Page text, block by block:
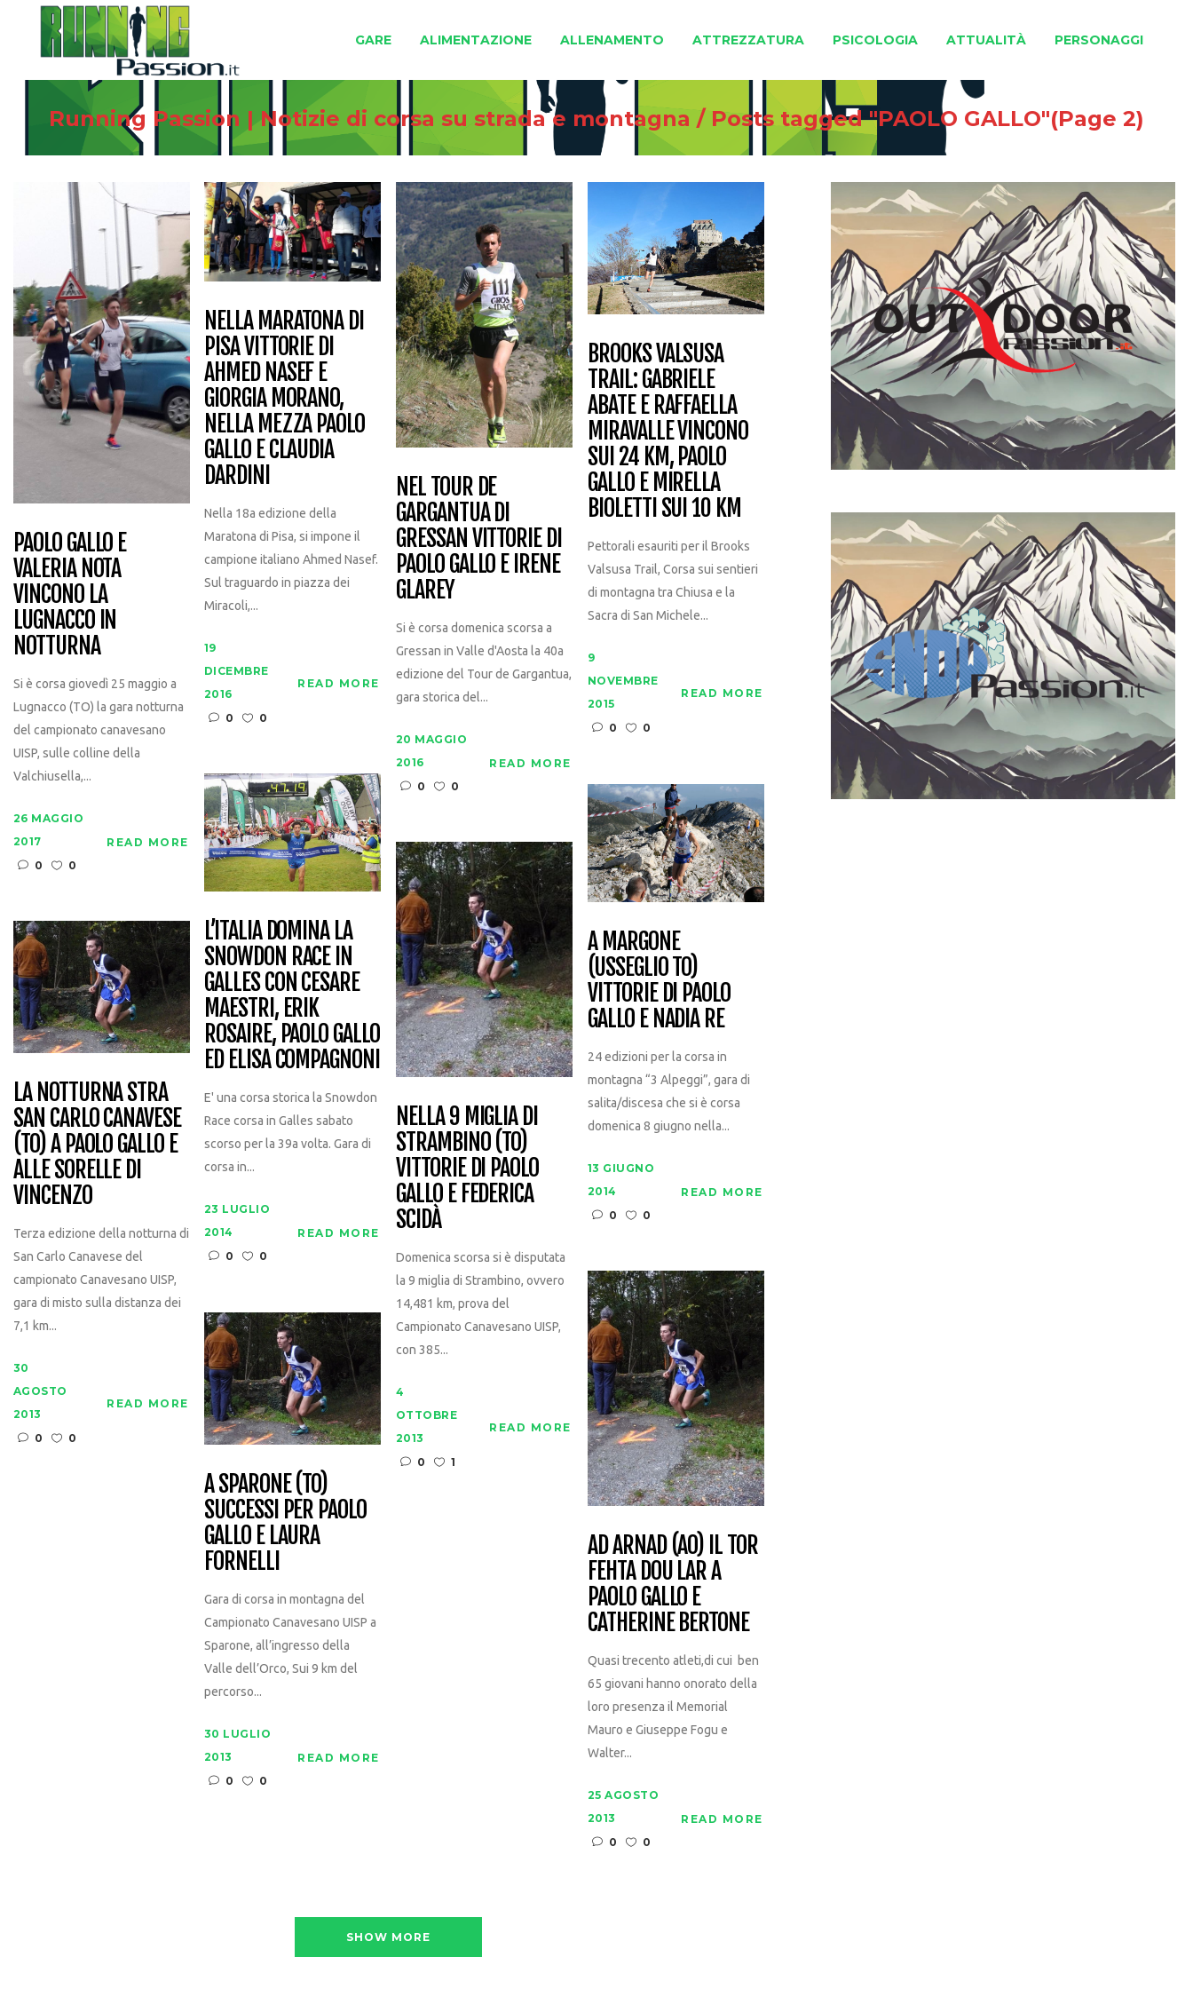
GARE ALIMENTAZIONE ALLENAMENTO ATTREZZATURA PSICOLOGIA ATTUALITÀ PERSONAGGI
Running Passion | Notizie di corsa su strada e montagna / Posts tagged "PAOLO GALLO"(Page 2)
PAOLO GALLO E
VALERIA NOTA
VINCONO LA
LUGNACCO IN
NOTTURNA
Si è corsa giovedì 25 maggio a
Lugnacco (TO) la gara notturna
del campionato canavesano
UISP, sulle colline della
Valchiusella,...
26 MAGGIO
2017
0
0
READ MORE
NELLA MARATONA DI
PISA VITTORIE DI
AHMED NASEF E
GIORGIA MORANO,
NELLA MEZZA PAOLO
GALLO E CLAUDIA
DARDINI
Nella 18a edizione della
Maratona di Pisa, si impone il
campione italiano Ahmed Nasef.
Sul traguardo in piazza dei
Miracoli,...
19
DICEMBRE
2016
0
0
READ MORE
NEL TOUR DE
GARGANTUA DI
GRESSAN VITTORIE DI
PAOLO GALLO E IRENE
GLAREY
Si è corsa domenica scorsa a
Gressan in Valle d'Aosta la 40a
edizione del Tour de Gargantua,
gara storica del...
20 MAGGIO
2016
0
0
READ MORE
BROOKS VALSUSA
TRAIL: GABRIELE
ABATE E RAFFAELLA
MIRAVALLE VINCONO
SUI 24 KM, PAOLO
GALLO E MIRELLA
BIOLETTI SUI 10 KM
Pettorali esauriti per il Brooks
Valsusa Trail, Corsa sui sentieri
di montagna tra Chiusa e la
Sacra di San Michele...
9
NOVEMBRE
2015
0
0
READ MORE
L’ITALIA DOMINA LA
SNOWDON RACE IN
GALLES CON CESARE
MAESTRI, ERIK
ROSAIRE, PAOLO GALLO
ED ELISA COMPAGNONI
E' una corsa storica la Snowdon
Race corsa in Galles sabato
scorso per la 39a volta. Gara di
corsa in...
23 LUGLIO
2014
0
0
READ MORE
A MARGONE
(USSEGLIO TO)
VITTORIE DI PAOLO
GALLO E NADIA RE
24 edizioni per la corsa in
montagna “3 Alpeggi”, gara di
salita/discesa che si è corsa
domenica 8 giugno nella...
13 GIUGNO
2014
0
0
READ MORE
NELLA 9 MIGLIA DI
STRAMBINO (TO)
VITTORIE DI PAOLO
GALLO E FEDERICA
SCIDÀ
Domenica scorsa si è disputata
la 9 miglia di Strambino, ovvero
14,481 km, prova del
Campionato Canavesano UISP,
con 385...
4
OTTOBRE
2013
0
1
READ MORE
LA NOTTURNA STRA
SAN CARLO CANAVESE
(TO) A PAOLO GALLO E
ALLE SORELLE DI
VINCENZO
Terza edizione della notturna di
San Carlo Canavese del
campionato Canavesano UISP,
gara di misto sulla distanza dei
7,1 km...
30
AGOSTO
2013
0
0
READ MORE
AD ARNAD (AO) IL TOR
FEHTA DOU LAR A
PAOLO GALLO E
CATHERINE BERTONE
Quasi trecento atleti,di cui ben
65 giovani hanno onorato della
loro presenza il Memorial
Mauro e Giuseppe Fogu e
Walter...
25 AGOSTO
2013
0
0
READ MORE
A SPARONE (TO)
SUCCESSI PER PAOLO
GALLO E LAURA
FORNELLI
Gara di corsa in montagna del
Campionato Canavesano UISP a
Sparone, all’ingresso della
Valle dell’Orco, Sui 9 km del
percorso...
30 LUGLIO
2013
0
0
READ MORE
SHOW MORE